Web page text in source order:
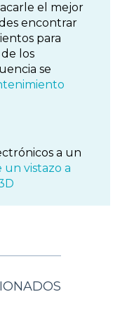
el mejor
encontrar
para
los
se
a un
un vistazo a